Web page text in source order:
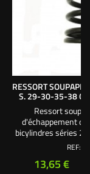
RESSORT
S. 29-30-35-38
Ressort
d'échappement
bicylindres séries
Vanguard. série 29
REF:
Prix
13,65 €